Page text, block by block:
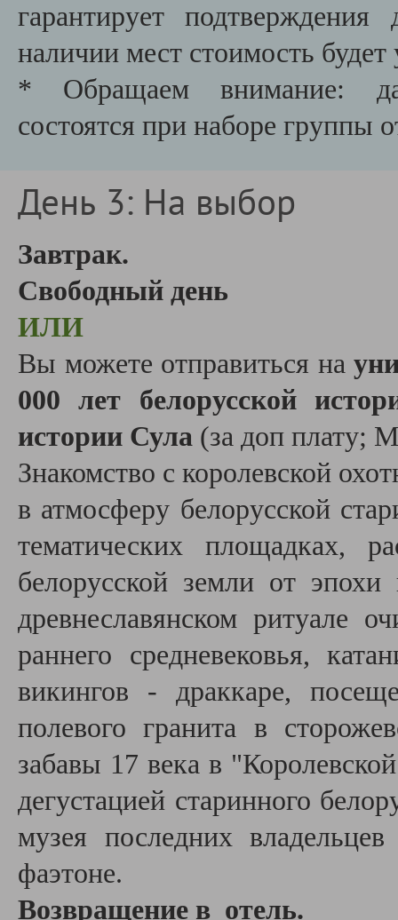
гарантирует
наличии мест стоимость
* Обращаем внимание:
состоятся при наборе группы
День 3: На выбор
Завтрак.
Свободный день
ИЛИ
Вы можете отправиться на
000 лет белорусской
истории Сула (за доп плату;
Знакомство с королевской
в атмосферу белорусской
тематических площадках,
белорусской земли от
древнеславянском ритуале
раннего средневековья,
викингов - драккаре,
полевого гранита в
забавы 17 века в
дегустацией старинного
музея последних
фаэтоне.
Возвращение в отель.